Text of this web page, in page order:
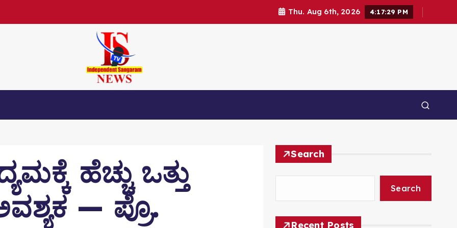
Thu. Aug 6th, 2026 4:17:29 PM
ಹೆಚ್ಚು ಒತ್ತು
— ಪ್ರೊ.
Search
Search
Recent Posts